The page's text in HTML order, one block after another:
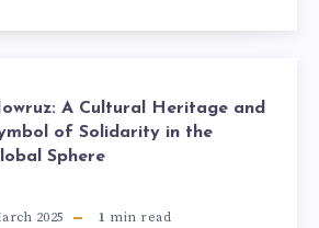
A Cultural Heritage and
of Solidarity in the
Sphere
2025 1 min read